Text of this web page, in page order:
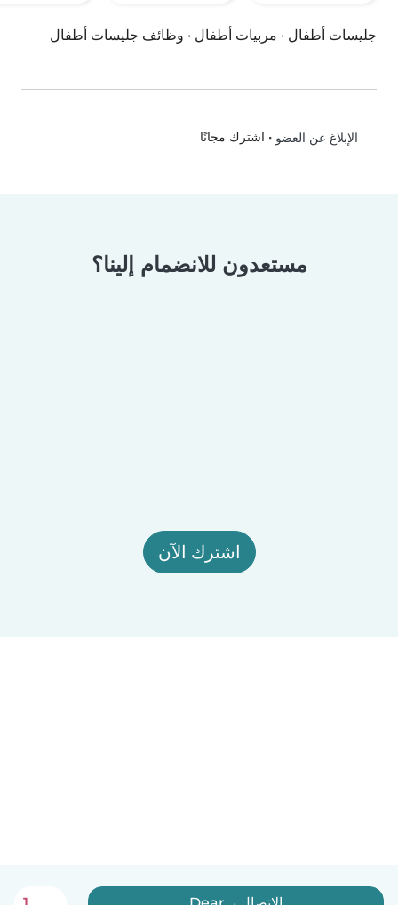
جليسات أطفال · مربيات أطفال · وظائف جليسات أطفال
الإبلاغ عن العضو • اشترك مجانًا
مستعدون للانضمام إلينا؟
اشترك الآن